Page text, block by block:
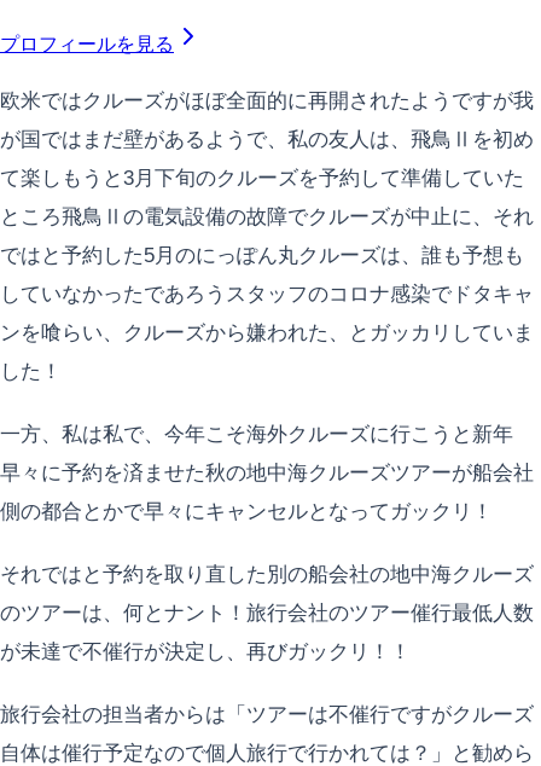
プロフィールを見る
欧米ではクルーズがほぼ全面的に再開されたようですが我
が国ではまだ壁があるようで、私の友人は、飛鳥Ⅱを初め
て楽しもうと3月下旬のクルーズを予約して準備していた
ところ飛鳥Ⅱの電気設備の故障でクルーズが中止に、それ
ではと予約した5月のにっぽん丸クルーズは、誰も予想も
していなかったであろうスタッフのコロナ感染でドタキャ
ンを喰らい、クルーズから嫌われた、とガッカリしていま
した！
一方、私は私で、今年こそ海外クルーズに行こうと新年
早々に予約を済ませた秋の地中海クルーズツアーが船会社
側の都合とかで早々にキャンセルとなってガックリ！
それではと予約を取り直した別の船会社の地中海クルーズ
のツアーは、何とナント！旅行会社のツアー催行最低人数
が未達で不催行が決定し、再びガックリ！！
旅行会社の担当者からは「ツアーは不催行ですがクルーズ
自体は催行予定なので個人旅行で行かれては？」と勧めら